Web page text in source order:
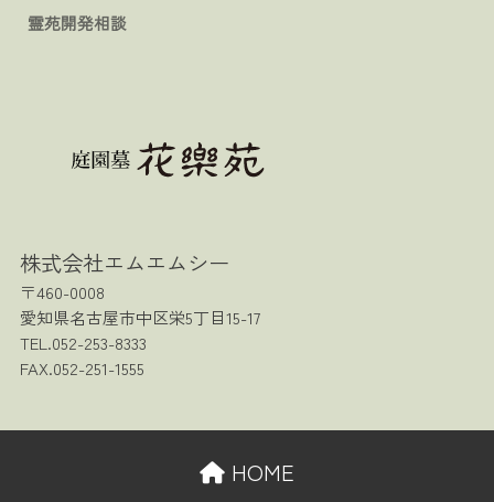
霊苑開発相談
株式会社エムエムシー
〒460-0008
愛知県名古屋市中区栄5丁目15-17
TEL.052-253-8333
FAX.052-251-1555
HOME